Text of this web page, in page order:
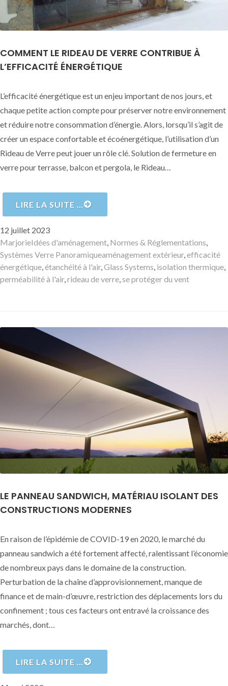
COMMENT LE RIDEAU DE VERRE CONTRIBUE À
L’EFFICACITÉ ÉNERGÉTIQUE
L’efficacité énergétique est un enjeu important de nos jours, et
chaque petite action compte pour préserver notre environnement
et réduire notre consommation d’énergie. Alors, lorsqu’il s’agit de
créer un espace confortable et écoénergétique, l’utilisation d’un
Rideau de Verre peut jouer un rôle clé. Solution de fermeture en
verre pour terrasse, balcon et pergola, le Rideau…
LIRE LA SUITE …
Publié
le
12 juillet 2023
Auteur
MarjorieCatégories
Idées d'aménagement, Normes & Réglementations,
Systèmes Verre PanoramiqueMots-
clés
aménagement extérieur,efficacité
énergétique,étanchéité à l'air,Glass Systems, isolation thermique,
perméabilité à l'air,rideau de verre,se protéger du vent
LE PANNEAU SANDWICH, MATÉRIAU ISOLANT DES
CONSTRUCTIONS MODERNES
En raison de l’épidémie de COVID-19 en 2020, le marché du
panneau sandwich a été fortement affecté, ralentissant l’économie
de nombreux pays dans le domaine de la construction.
Perturbation de la chaîne d’approvisionnement, manque de
finance et de main-d’œuvre, restriction des déplacements lors du
confinement ; tous ces facteurs ont entravé la croissance des
marchés, dont…
LIRE LA SUITE …